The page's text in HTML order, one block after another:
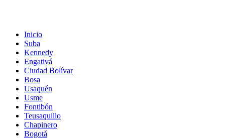
Inicio
Suba
Kennedy
Engativá
Ciudad Bolívar
Bosa
Usaquén
Usme
Fontibón
Teusaquillo
Chapinero
Bogotá